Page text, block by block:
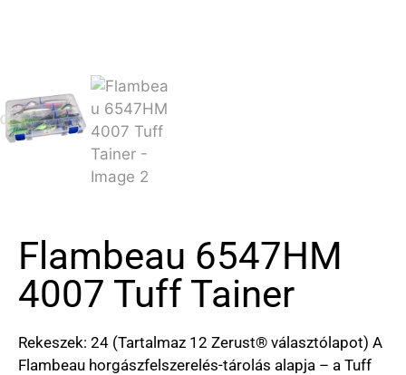
Flambeau 6547HM
4007 Tuff Tainer
Rekeszek: 24 (Tartalmaz 12 Zerust® választólapot) A
Flambeau horgászfelszerelés-tárolás alapja – a Tuff